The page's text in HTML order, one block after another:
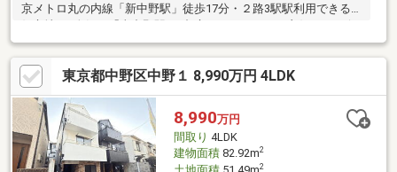
京メトロ丸の内線「新中野駅」徒歩17分・２路3駅駅利用できる
ング17帖の水回り集約♪家事動線もらくらく！・1階居室は10帖を
確保♪お好きなレイアウトを楽しめます！・小学校まで徒歩3分♪
お子様の通学も安心！・周辺には、公園、スーパー、コンビニも
あり住環境良好♪□現地のご見学、資料請求受付中です！物件のこ
とはもちろん、地域の事やご購入までの流れなど、お気軽にお問
い合わせくださいませ♪
東京都中野区中野１ 8,990万円 4LDK
8,990万円
間取り 4LDK
建物面積82.92m2
2